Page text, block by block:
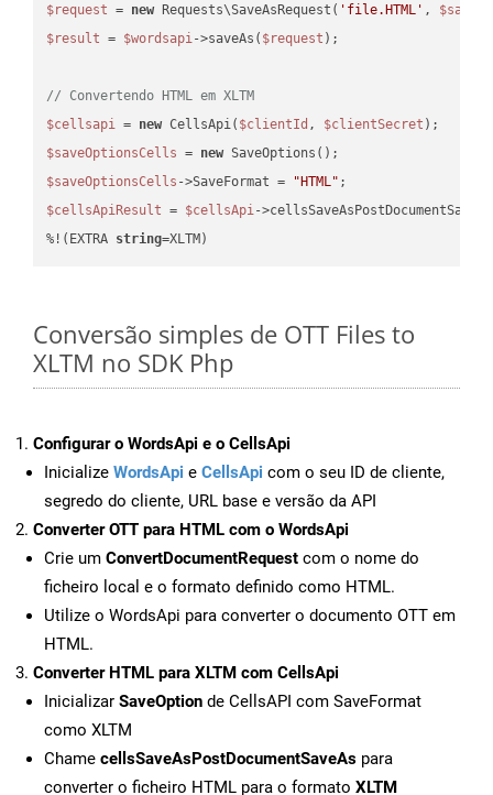
$request = new Requests\SaveAsRequest( 'file.HTML' ,
$result = $wordsapi->saveAs( $request );
// Convertendo HTML em XLTM
$cellsapi = new CellsApi( $clientId , $clientSecret
$saveOptionsCells = new
$saveOptionsCells ->SaveFormat = "HTML"
$cellsApiResult = $cellsApi-
%!(EXTRA string=XLTM)
Conversão simples de OTT Files to
XLTM no SDK Php
Configurar o WordsApi e o CellsApi
Inicialize WordsApi e CellsApi com o seu ID de cliente,
segredo do cliente, URL base e versão da API
Converter OTT para HTML com o WordsApi
Crie um ConvertDocumentRequest com o nome do
ficheiro local e o formato definido como HTML.
Utilize o WordsApi para converter o documento OTT em
HTML.
Converter HTML para XLTM com CellsApi
Inicializar SaveOption de CellsAPI com SaveFormat
como XLTM
Chame cellsSaveAsPostDocumentSaveAs para
converter o ficheiro HTML para o formato XLTM